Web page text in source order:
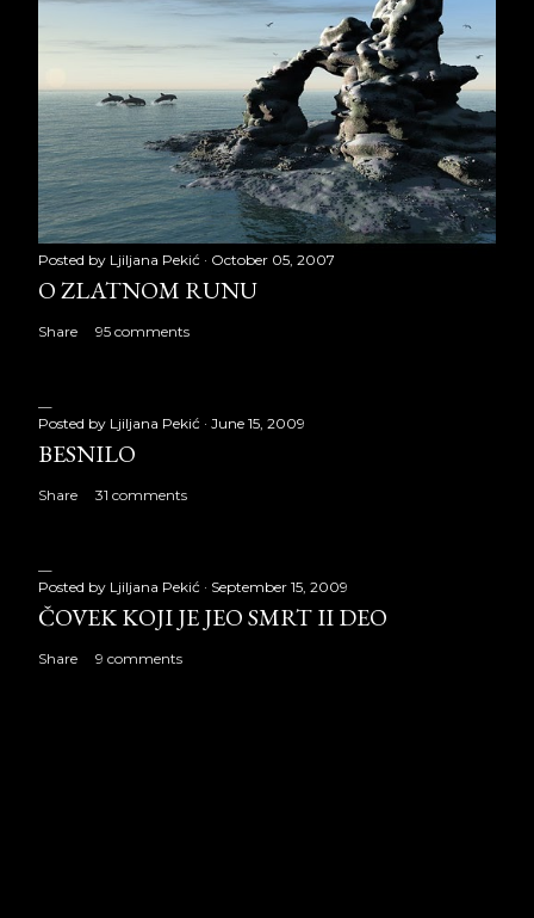
Posted by Ljiljana Pekić October 05, 2007
O ZLATNOM RUNU
Share 95 comments
Posted by Ljiljana Pekić June 15, 2009
BESNILO
Share 31 comments
Posted by Ljiljana Pekić September 15, 2009
ČOVEK KOJI JE JEO SMRT II DEO
Share 9 comments